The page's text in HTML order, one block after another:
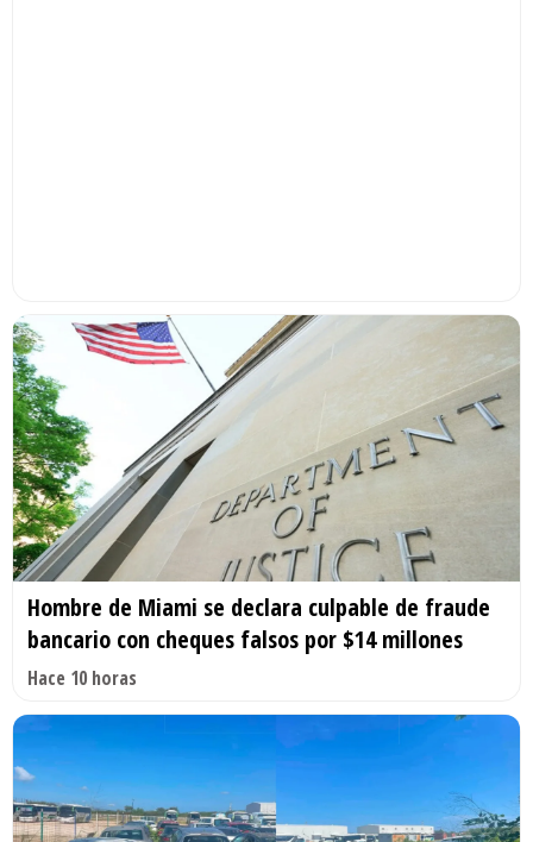
Hombre de Miami se declara culpable de fraude
bancario con cheques falsos por $14 millones
Hace 10 horas